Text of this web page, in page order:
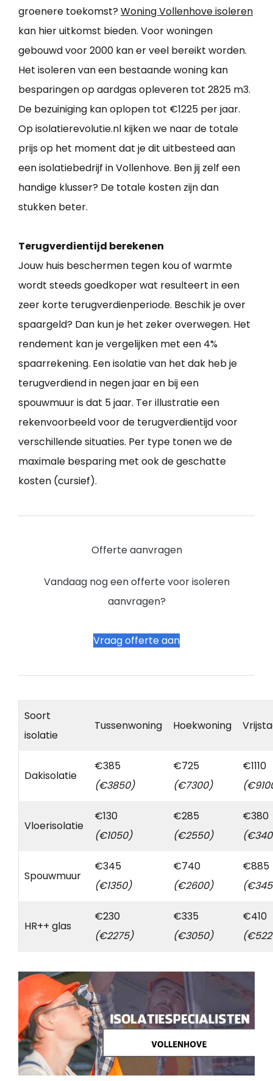
groenere toekomst? Woning Vollenhove isoleren
kan hier uitkomst bieden. Voor woningen
gebouwd voor 2000 kan er veel bereikt worden.
Het isoleren van een bestaande woning kan
besparingen op aardgas opleveren tot 2825 m3.
De bezuiniging kan oplopen tot €1225 per jaar.
Op isolatierevolutie.nl kijken we naar de totale
prijs op het moment dat je dit uitbesteed aan
een isolatiebedrijf in Vollenhove. Ben jij zelf een
handige klusser? De totale kosten zijn dan
stukken beter.
Terugverdientijd berekenen
Jouw huis beschermen tegen kou of warmte
wordt steeds goedkoper wat resulteert in een
zeer korte terugverdienperiode. Beschik je over
spaargeld? Dan kun je het zeker overwegen. Het
rendement kan je vergelijken met een 4%
spaarrekening. Een isolatie van het dak heb je
terugverdiend in negen jaar en bij een
spouwmuur is dat 5 jaar. Ter illustratie een
rekenvoorbeeld voor de terugverdientijd voor
verschillende situaties. Per type tonen we de
maximale besparing met ook de geschatte
kosten (cursief).
Offerte aanvragen
Vandaag nog een offerte voor isoleren
aanvragen?
Vraag offerte aan
Soort
isolatie
Tussenwoning Hoekwoning
Dakisolatie
€385
(€3850)
€725
(€7300)
€1110
Vloerisolatie
€130
(€1050)
€285
(€2550)
€380
Spouwmuur
€345
(€1350)
€740
(€2600)
€885
HR++ glas
€230
(€2275)
€335
(€3050)
€410